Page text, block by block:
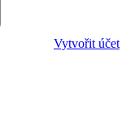
Vytvořit účet